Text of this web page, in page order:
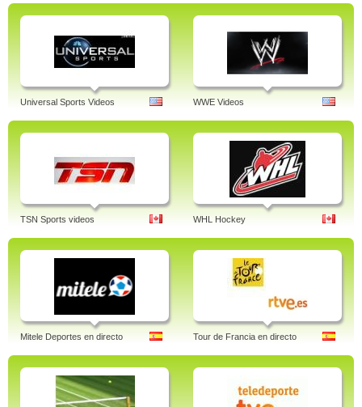
Universal Sports Videos WWE Videos
TSN Sports videos WHL Hockey
Mitele Deportes en directo Tour de Francia en directo